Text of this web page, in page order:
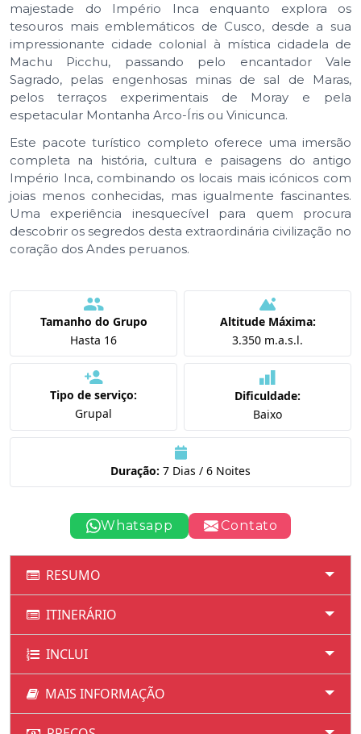
majestade do Império Inca enquanto explora os
tesouros mais emblemáticos de Cusco, desde a sua
impressionante cidade colonial à mística cidadela de
Machu Picchu, passando pelo encantador Vale
Sagrado, pelas engenhosas minas de sal de Maras,
pelos terraços experimentais de Moray e pela
espetacular Montanha Arco-Íris ou Vinicunca.
Este pacote turístico completo oferece uma imersão
completa na história, cultura e paisagens do antigo
Império Inca, combinando os locais mais icónicos com
joias menos conhecidas, mas igualmente fascinantes.
Uma experiência inesquecível para quem procura
descobrir os segredos desta extraordinária civilização no
coração dos Andes peruanos.
Tamanho do Grupo
Hasta 16
Altitude Máxima:
3.350 m.a.s.l.
Tipo de serviço:
Grupal
Dificuldade:
Baixo
Duração: 7 Dias / 6 Noites
Whatsapp Contato
RESUMO
ITINERÁRIO
INCLUI
MAIS INFORMAÇÃO